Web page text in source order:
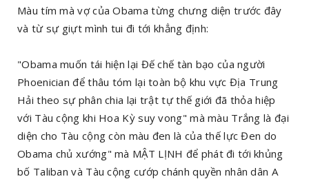
Màu tím mà vợ của Obama từng chưng diện trước đây
và từ sự giựt mình tui đi tới khẳng định:
"Obama muốn tái hiện lại Đế chế tàn bạo của người
Phoenician để thâu tóm lại toàn bộ khu vực Địa Trung
Hải theo sự phân chia lại trật tự thế giới đã thỏa hiệp
với Tàu cộng khi Hoa Kỳ suy vong" mà màu Trắng là đại
diện cho Tàu cộng còn màu đen là của thế lực Đen do
Obama chủ xướng" mà MẬT LỊNH để phát đi tới khủng
bố Taliban và Tàu cộng cướp chánh quyền nhân dân A